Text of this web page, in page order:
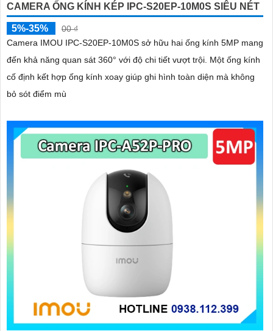
CAMERA ỐNG KÍNH KÉP IPC-S20EP-10M0S SIÊU NÉT
5%-35%
00 ₫
Camera IMOU IPC-S20EP-10M0S sở hữu hai ống kính 5MP mang
đến khả năng quan sát 360° với độ chi tiết vượt trội. Một ống kính
cố định kết hợp ống kính xoay giúp ghi hình toàn diện mà không
bỏ sót điểm mù